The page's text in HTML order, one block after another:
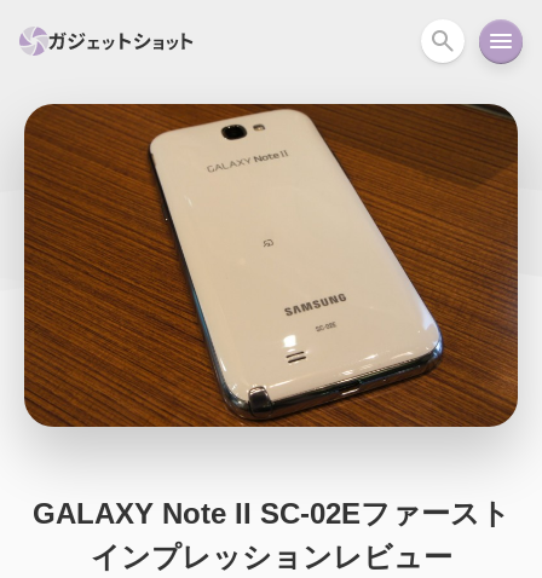
すべて スマホ カメラ ウェアラ
セール情報 スマートホーム アクションカメラ カメラ
回線 iPhone iPad Mac Android コラム
ガイド ニュース オーディオ 周辺機器
GALAXY Note II SC-02Eファースト
インプレッションレビュー